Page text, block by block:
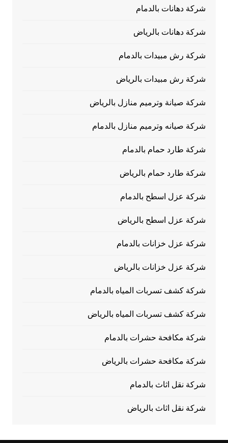
شركة دهانات بالدمام
شركة دهانات بالرياض
شركة رش مبيدات بالدمام
شركة رش مبيدات بالرياض
شركة صيانة وترميم منازل بالرياض
شركة صيانه وترميم منازل بالدمام
شركة طارد حمام بالدمام
شركة طارد حمام بالرياض
شركة عزل اسطح بالدمام
شركة عزل اسطح بالرياض
شركة عزل خزانات بالدمام
شركة عزل خزانات بالرياض
شركة كشف تسربات المياه بالدمام
شركة كشف تسربات المياه بالرياض
شركة مكافحة حشرات بالدمام
شركة مكافحة حشرات بالرياض
شركة نقل اثاث بالدمام
شركة نقل اثاث بالرياض